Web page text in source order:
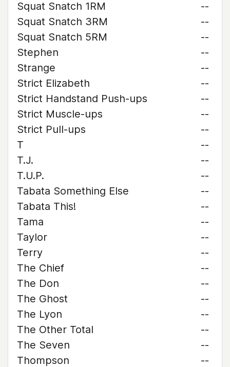
Squat Snatch 1RM
--
Squat Snatch 3RM
--
Squat Snatch 5RM
--
Stephen
--
Strange
--
Strict Elizabeth
--
Strict Handstand Push-ups
--
Strict Muscle-ups
--
Strict Pull-ups
--
T
--
T.J.
--
T.U.P.
--
Tabata Something Else
--
Tabata This!
--
Tama
--
Taylor
--
Terry
--
The Chief
--
The Don
--
The Ghost
--
The Lyon
--
The Other Total
--
The Seven
--
Thompson
--